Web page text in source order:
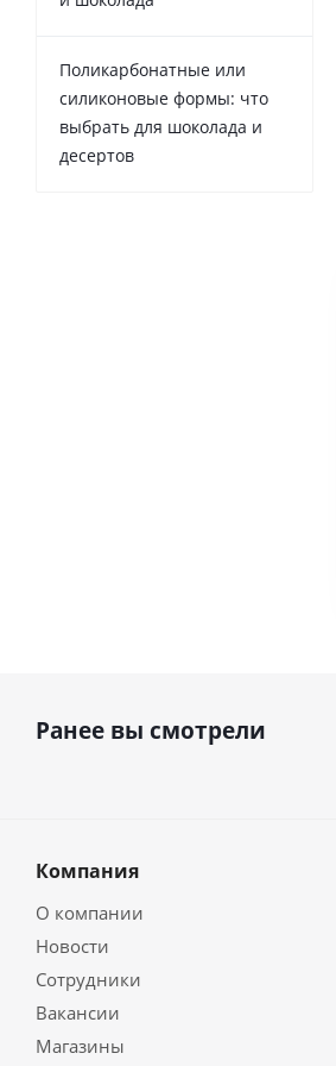
Поликарбонатные или
силиконовые формы: что
выбрать для шоколада и
десертов
Ранее вы смотрели
Компания
О компании
Новости
Сотрудники
Вакансии
Магазины